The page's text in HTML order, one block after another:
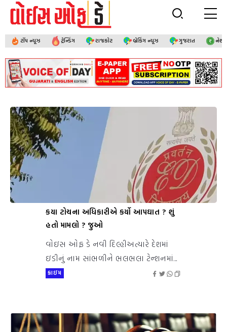
ટૉપ ન્યૂઝ ટ્રેન્ડિંગ રાજકોટ બ્રેકિંગ ન્યૂઝ ગુજરાત
કયા ટોચના અધિકારીએ કર્યો આપઘાત ? શું
હતો મામલો ? જુઓ
વોઇસ ઓફ ડે નવી દિલ્હીઅત્યારે દેશમાં
ઇડીનું નામ સાંભળીને ભલભલા ટેન્શનમાં...
ક્રાઇમ